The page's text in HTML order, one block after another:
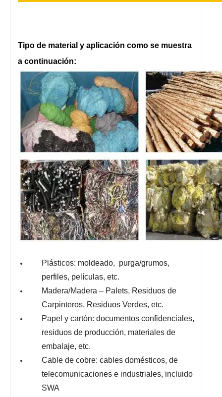
Tipo de material y aplicación como se muestra
a continuación:
Plásticos: moldeado, purga/grumos,
perfiles, películas, etc.
Madera/Madera – Palets, Residuos de
Carpinteros, Residuos Verdes, etc.
Papel y cartón: documentos confidenciales,
residuos de producción, materiales de
embalaje, etc.
Cable de cobre: ​​cables domésticos, de
telecomunicaciones e industriales, incluido
SWA